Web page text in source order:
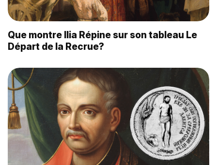
Que montre Ilia Répine sur son tableau Le
Départ de la Recrue?